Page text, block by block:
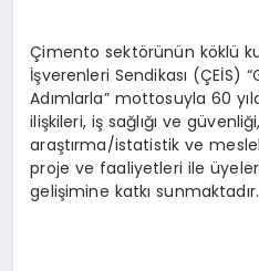
Çimento sektörünün köklü
İşverenleri Sendikası (ÇEİS)
Adımlarla” mottosuyla 60
ilişkileri, iş sağlığı ve
araştırma/istatistik ve
proje ve faaliyetleri ile
gelişimine katkı sunmaktadır.